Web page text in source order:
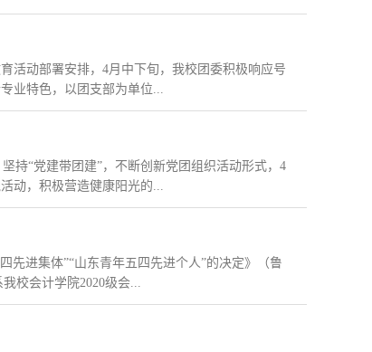
活动部署安排，4月中下旬，我校团委积极响应号
业特色，以团支部为单位...
持“党建带团建”，不断创新党团组织活动形式，4
动，积极营造健康阳光的...
先进集体”“山东青年五四先进个人”的决定》（鲁
校会计学院2020级会...